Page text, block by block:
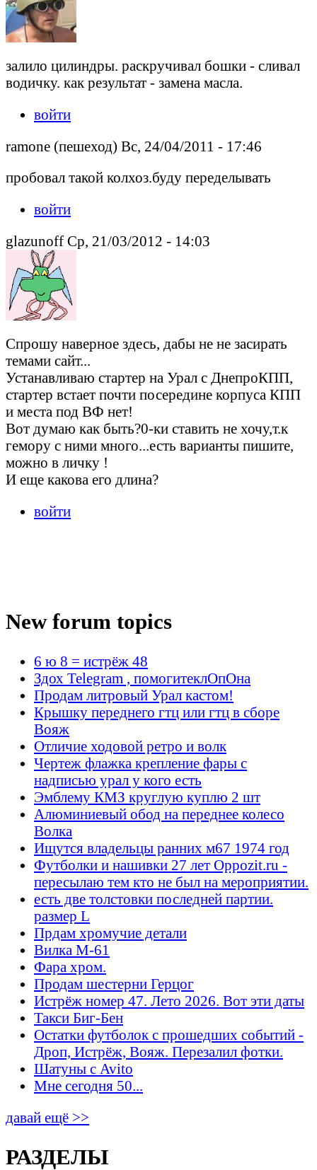
залило цилиндры. раскручивал бошки - сливал
водичку. как результат - замена масла.
войти
ramone (пешеход) Вс, 24/04/2011 - 17:46
пробовал такой колхоз.буду переделывать
войти
glazunoff Ср, 21/03/2012 - 14:03
Спрошу наверное здесь, дабы не не засирать
темами сайт...
Устанавливаю стартер на Урал с ДнепроКПП,
стартер встает почти посередине корпуса КПП
и места под ВФ нет!
Вот думаю как быть?0-ки ставить не хочу,т.к
гемору с ними много...есть варианты пишите,
можно в личку !
И еще какова его длина?
войти
New forum topics
6 ю 8 = истрёж 48
Здох Telegram , помогитеклОпОна
Продам литровый Урал кастом!
Крышку переднего гтц или гтц в сборе
Вояж
Отличие ходовой ретро и волк
Чертеж флажка крепление фары с
надписью урал у кого есть
Эмблему КМЗ круглую куплю 2 шт
Алюминиевый обод на переднее колесо
Волка
Ищутся владельцы ранних м67 1974 год
Футболки и нашивки 27 лет Oppozit.ru -
пересылаю тем кто не был на мероприятии.
есть две толстовки последней партии.
размер L
Прдам хромучие детали
Вилка М-61
Фара хром.
Продам шестерни Герцог
Истрёж номер 47. Лето 2026. Вот эти даты
Такси Биг-Бен
Остатки футболок с прошедших событий -
Дроп, Истрёж, Вояж. Перезалил фотки.
Шатуны с Avito
Мне сегодня 50...
давай ещё >>
РАЗДЕЛЫ